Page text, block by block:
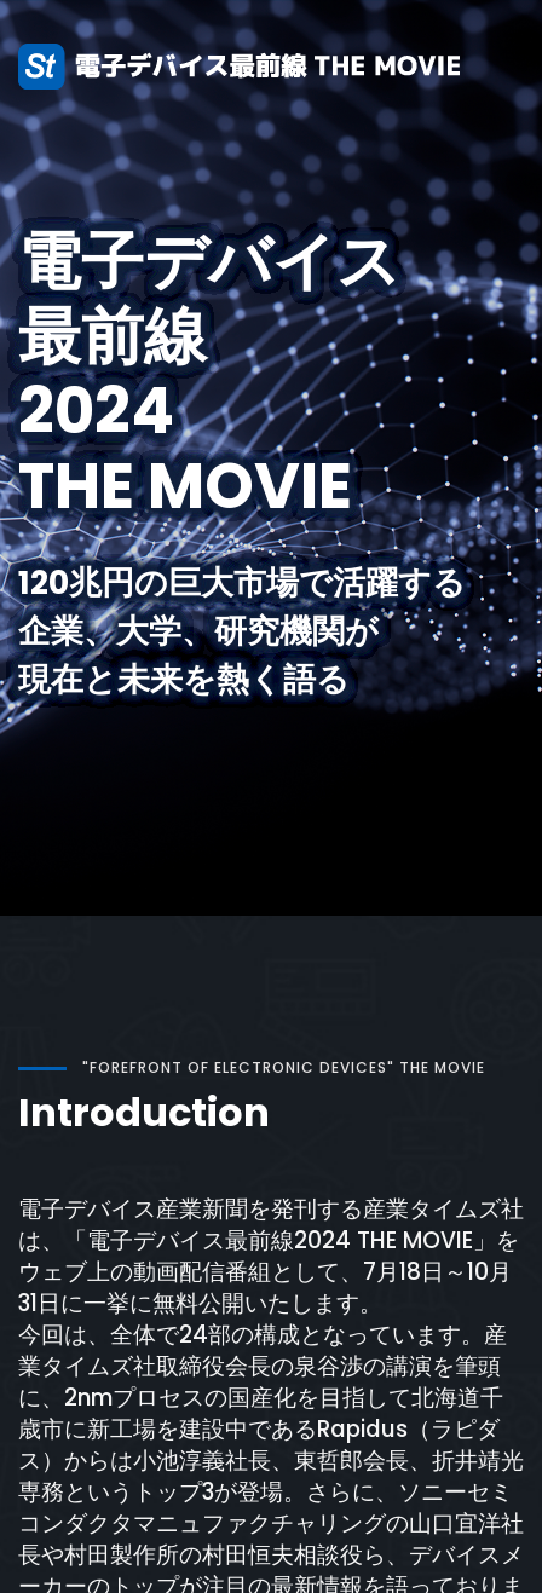
電子デバイス
最前線
2024
THE MOVIE
120兆円の巨大市場で活躍する
企業、大学、研究機関が
現在と未来を熱く語る
"FOREFRONT OF ELECTRONIC DEVICES" THE MOVIE
Introduction
電子デバイス産業新聞を発刊する産業タイムズ社
は、「電子デバイス最前線2024 THE MOVIE」を
ウェブ上の動画配信番組として、7月18日～10月
31日に一挙に無料公開いたします。
今回は、全体で24部の構成となっています。産
業タイムズ社取締役会長の泉谷渉の講演を筆頭
に、2nmプロセスの国産化を目指して北海道千
歳市に新工場を建設中であるRapidus（ラピダ
ス）からは小池淳義社長、東哲郎会長、折井靖光
専務というトップ3が登場。さらに、ソニーセミ
コンダクタマニュファクチャリングの山口宜洋社
長や村田製作所の村田恒夫相談役ら、デバイスメ
ーカーのトップが注目の最新情報を語っておりま